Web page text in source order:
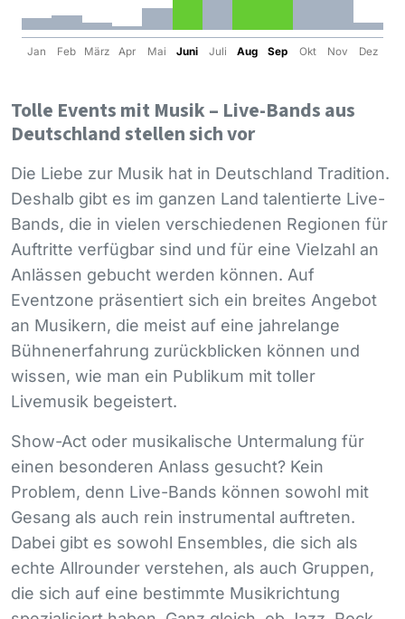
Jan Feb März Apr Mai Juni Juli Aug Sep Okt Nov Dez
Tolle Events mit Musik – Live-Bands aus
Deutschland stellen sich vor
Die Liebe zur Musik hat in Deutschland Tradition.
Deshalb gibt es im ganzen Land talentierte Live-
Bands, die in vielen verschiedenen Regionen für
Auftritte verfügbar sind und für eine Vielzahl an
Anlässen gebucht werden können. Auf
Eventzone präsentiert sich ein breites Angebot
an Musikern, die meist auf eine jahrelange
Bühnenerfahrung zurückblicken können und
wissen, wie man ein Publikum mit toller
Livemusik begeistert.
Show-Act oder musikalische Untermalung für
einen besonderen Anlass gesucht? Kein
Problem, denn Live-Bands können sowohl mit
Gesang als auch rein instrumental auftreten.
Dabei gibt es sowohl Ensembles, die sich als
echte Allrounder verstehen, als auch Gruppen,
die sich auf eine bestimmte Musikrichtung